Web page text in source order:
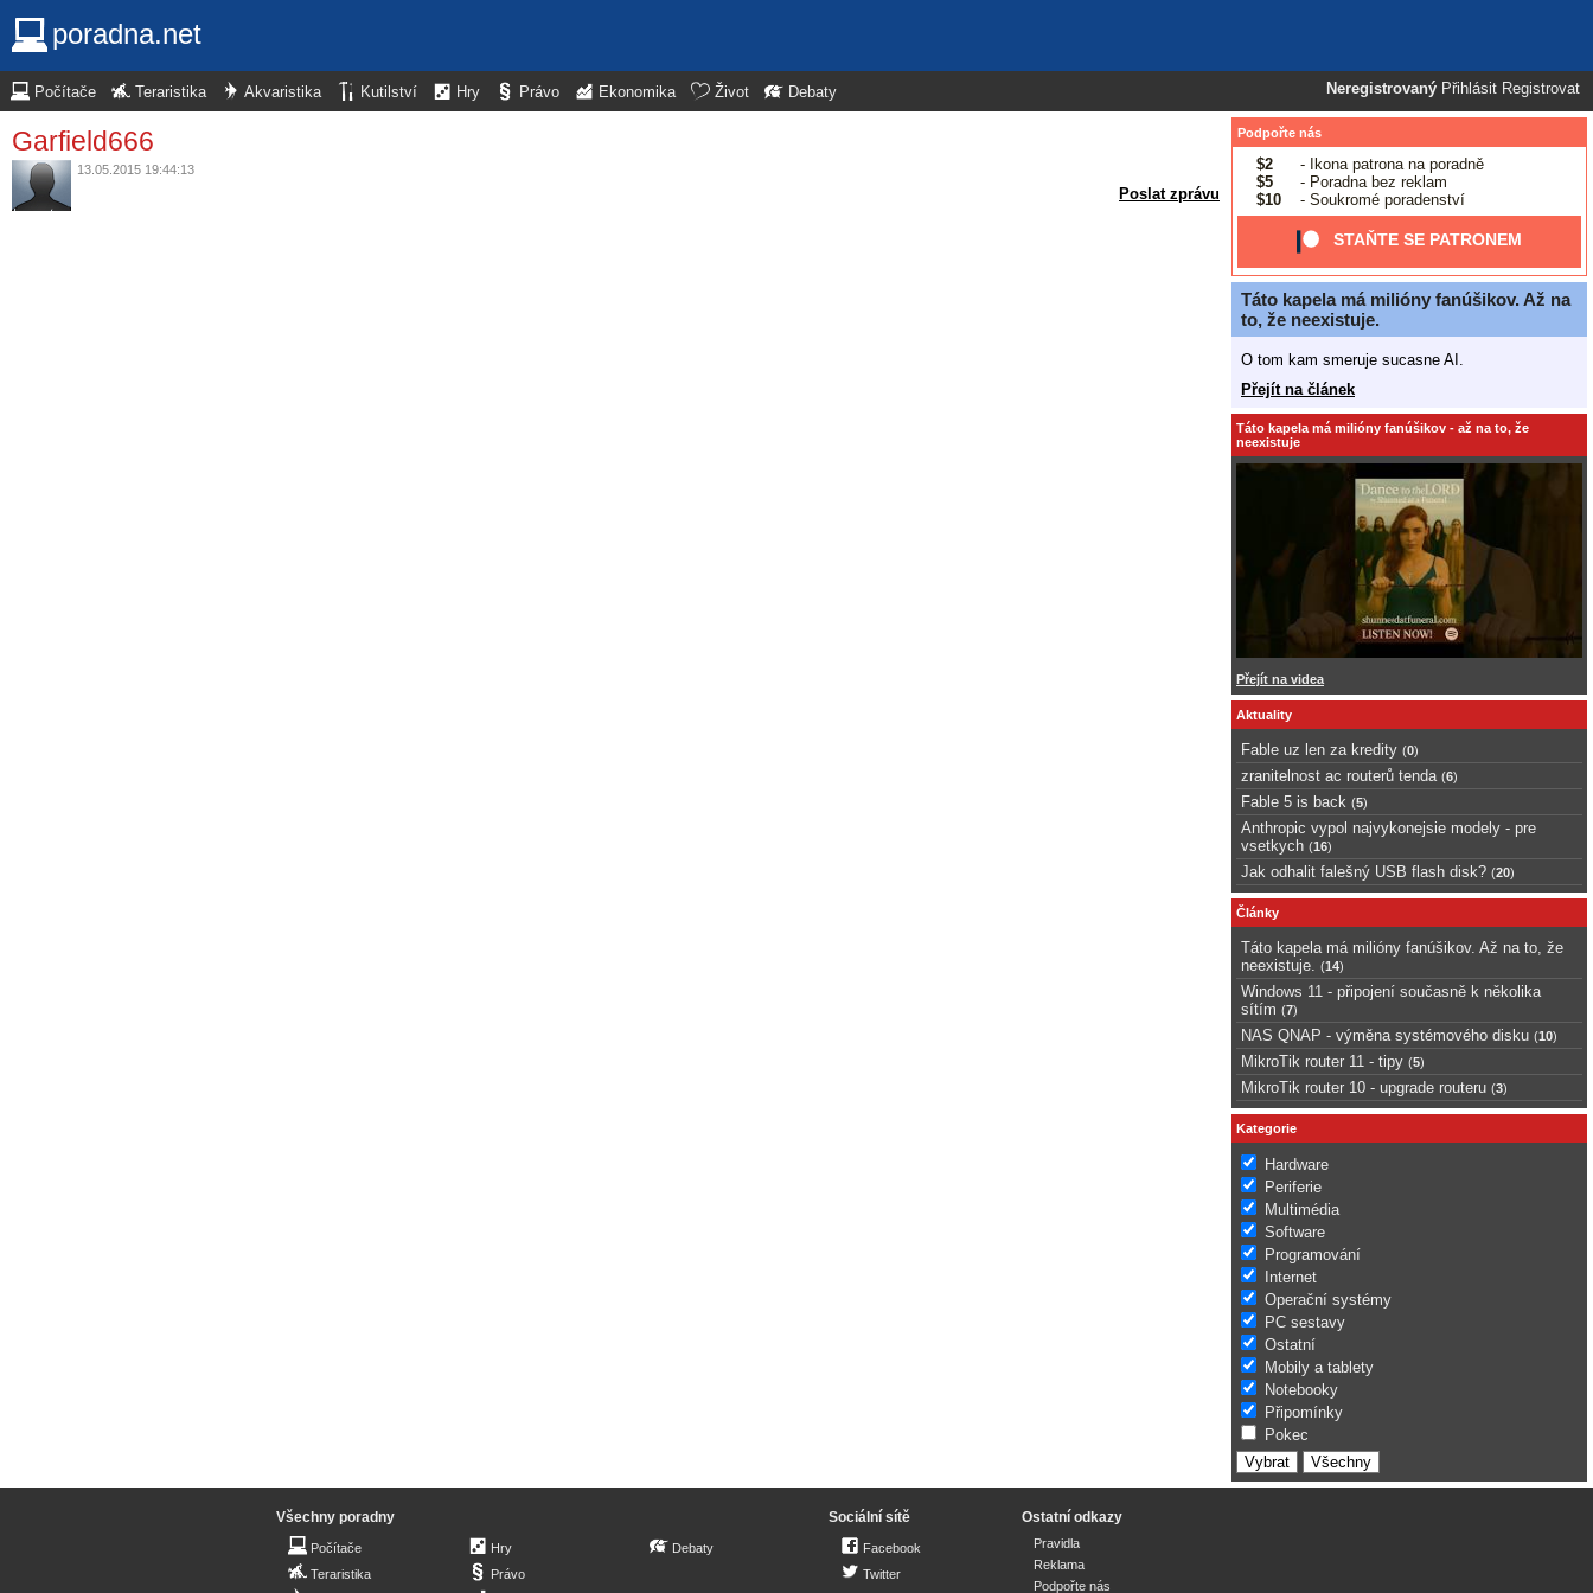
poradna.net
Neregistrovaný Přihlásit Registrovat
Počítače Teraristika Akvaristika Kutilství Hry Právo Ekonomika Život Debaty
Garfield666
13.05.2015 19:44:13
Poslat zprávu
Podpořte nás
$2
- Ikona patrona na poradně
$5
- Poradna bez reklam
$10
- Soukromé poradenství
STAŇTE SE PATRONEM
Táto kapela má milióny fanúšikov. Až na
to, že neexistuje.
O tom kam smeruje sucasne AI.
Přejít na článek
Táto kapela má milióny fanúšikov - až na to, že
neexistuje
Přejít na videa
Aktuality
Fable uz len za kredity (0)
zranitelnost ac routerů tenda (6)
Fable 5 is back (5)
Anthropic vypol najvykonejsie modely - pre
vsetkych (16)
Jak odhalit falešný USB flash disk? (20)
Články
Táto kapela má milióny fanúšikov. Až na to, že
neexistuje.
(14)
Windows 11 - připojení současně k několika
sítím (7)
NAS QNAP - výměna systémového disku (10)
MikroTik router 11 - tipy (5)
MikroTik router 10 - upgrade routeru (3)
Kategorie
Hardware
Periferie
Multimédia
Software
Programování
Internet
Operační systémy
PC sestavy
Ostatní
Mobily a tablety
Notebooky
Připomínky
Pokec
Všechny poradny
Počítače
Teraristika
Hry
Právo
Debaty
Sociální sítě
Facebook
Twitter
Ostatní odkazy
Pravidla
Reklama
Podpořte nás